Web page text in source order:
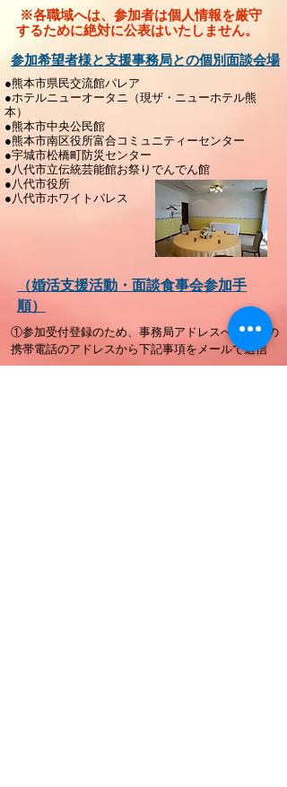
※各職域へは、参加者は個人情報を厳守
するために絶対に公表はいたしません。
参加希望者様と支援事務局との個別面談会場
●熊本市県民交流館パレア
●ホテルニューオータニ（現ザ・ニューホテル熊
本）
●熊本市中央公民館
●熊本市南区役所富合コミュニティーセンター
●宇城市松橋町防災センター
●八代市立伝統芸能館お祭りでんでん館
●八代市役所
●八代市ホワイトパレス
（婚活支援活動・面談食事会参加手
順）
①参加受付登録のため、事務局アドレスへご自分の
携帯電話のアドレスから下記事項をメールで送信